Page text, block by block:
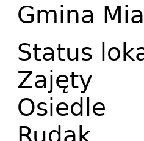
Gmina
Status
Zajęty
Osiedle
Rudak